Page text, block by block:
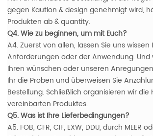
gegen Kaution & design genehmigt wird,
Produkten ab & quantity.
Q4. Wie zu beginnen, um mit Euch?
A4. Zuerst von allen, lassen Sie uns wissen
Anforderungen oder der Anwendung. Und
Ihren wünschen oder unseren
Ihr die Proben und überweisen Sie
Bestellung. Schließlich organisieren wir die
vereinbarten Produktes.
Q5. Was ist Ihre Lieferbedingungen?
A5. FOB, CFR, CIF, EXW, DDU, durch MEER